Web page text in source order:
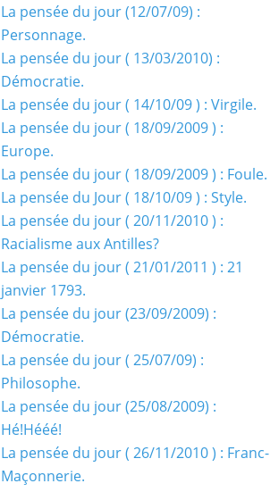
La pensée du jour (12/07/09) :
Personnage.
La pensée du jour ( 13/03/2010) :
Démocratie.
La pensée du jour ( 14/10/09 ) : Virgile.
La pensée du jour ( 18/09/2009 ) :
Europe.
La pensée du jour ( 18/09/2009 ) : Foule.
La pensée du Jour ( 18/10/09 ) : Style.
La pensée du jour ( 20/11/2010 ) :
Racialisme aux Antilles?
La pensée du jour ( 21/01/2011 ) : 21
janvier 1793.
La pensée du jour (23/09/2009) :
Démocratie.
La pensée du jour ( 25/07/09) :
Philosophe.
La pensée du jour (25/08/2009) :
Hé!Hééé!
La pensée du jour ( 26/11/2010 ) : Franc-
Maçonnerie.